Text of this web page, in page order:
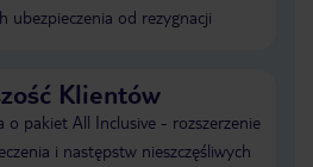
ubezpieczenia od rezygnacji
Klientów
o pakiet All Inclusive - rozszerzenie
i następstw nieszczęśliwych